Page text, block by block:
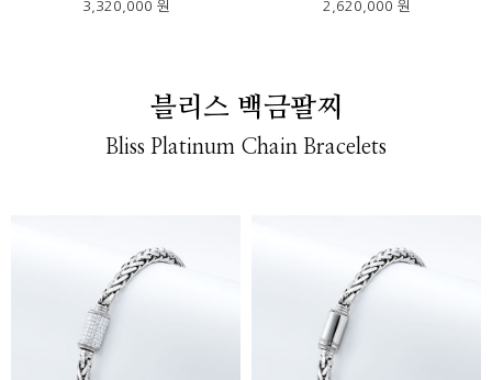
3,320,000 원 2,620,000 원
블리스 백금팔찌
Bliss Platinum Chain Bracelets